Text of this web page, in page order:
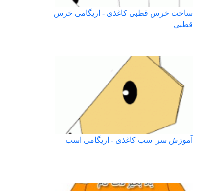
ساخت خرس قطبی کاغذی - اریگامی خرس
قطبی
آموزش سر اسب کاغذی - اریگامی اسب